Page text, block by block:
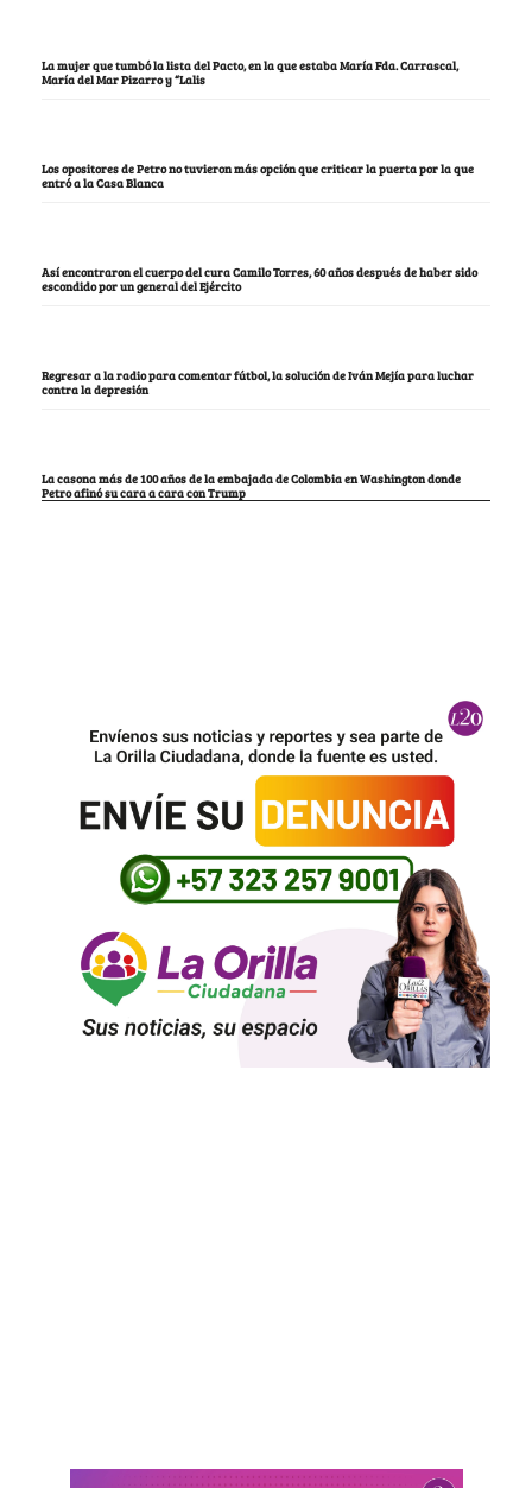
La mujer que tumbó la lista del Pacto, en la que estaba María Fda. Carrascal,
María del Mar Pizarro y “Lalis
Los opositores de Petro no tuvieron más opción que criticar la puerta por la que
entró a la Casa Blanca
Así encontraron el cuerpo del cura Camilo Torres, 60 años después de haber sido
escondido por un general del Ejército
Regresar a la radio para comentar fútbol, la solución de Iván Mejía para luchar
contra la depresión
La casona más de 100 años de la embajada de Colombia en Washington donde
Petro afinó su cara a cara con Trump